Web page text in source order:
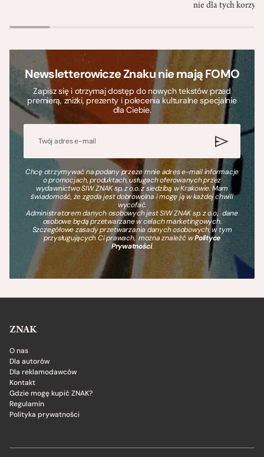
nie dla tych
Newsletterowicze Znaku nie mają FOMO
Zapisz się i otrzymaj dostęp do nowych tekstów przed
premierą, zniżki, prezenty i polecenia kulturalne specjalnie
dla Ciebie.
Chcę otrzymywać na podany przeze mnie adres e-mail informacje
o promocjach, produktach, usługach oferowanych przez
wydawnictwo SIW ZNAK sp. z o.o. z siedzibą w Krakowie. Mam
świadomość, że zgoda jest dobrowolna i mogę ją w każdej chwili
wycofać.
Administratorem danych osobowych jest SIW ZNAK sp. z o.o., dane
osobowe będą przetwarzane w celach marketingowych.
Szczegółowe zasady przetwarzania danych osobowych, w tym
przysługujących Ci prawach, można znaleźć wPolityce
Prywatności.
ZNAK
O nas
Dla autorów
Dla reklamodawców
Kontakt
Gdzie mogę kupić ZNAK?
Regulamin
Polityka prywatności